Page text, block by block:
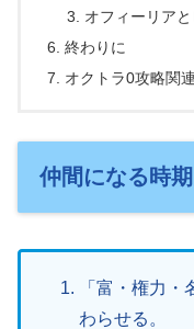
オフィーリア
終わりに
オクトラ0攻略関
仲間になる時期
「富・権力
わらせる。